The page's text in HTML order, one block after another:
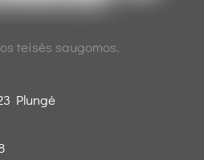
teisės saugomos.
Plungė